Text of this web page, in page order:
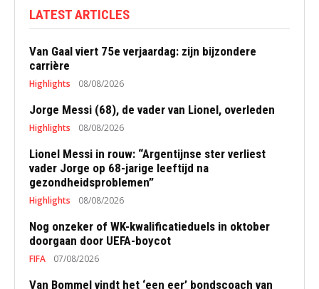
LATEST ARTICLES
Van Gaal viert 75e verjaardag: zijn bijzondere
carrière
Highlights 08/08/2026
Jorge Messi (68), de vader van Lionel, overleden
Highlights 08/08/2026
Lionel Messi in rouw: “Argentijnse ster verliest
vader Jorge op 68-jarige leeftijd na
gezondheidsproblemen”
Highlights 08/08/2026
Nog onzeker of WK-kwalificatieduels in oktober
doorgaan door UEFA-boycot
FIFA 07/08/2026
Van Bommel vindt het ‘een eer’ bondscoach van